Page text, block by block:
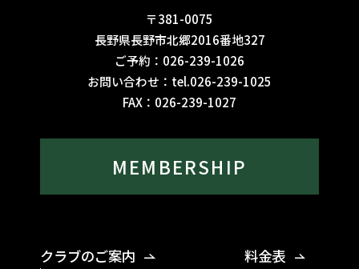
〒381-0075
長野県長野市北郷2016番地327
ご予約： 026-239-1026
お問い合わせ： tel.026-239-1025
FAX： 026-239-1027
クラブのご案内
料金表
MEMBERSHIP